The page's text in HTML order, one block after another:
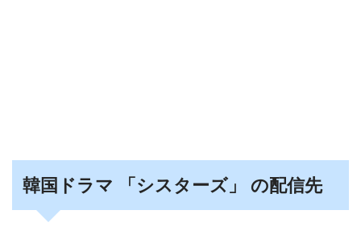
韓国ドラマ 「シスターズ」 の配信先